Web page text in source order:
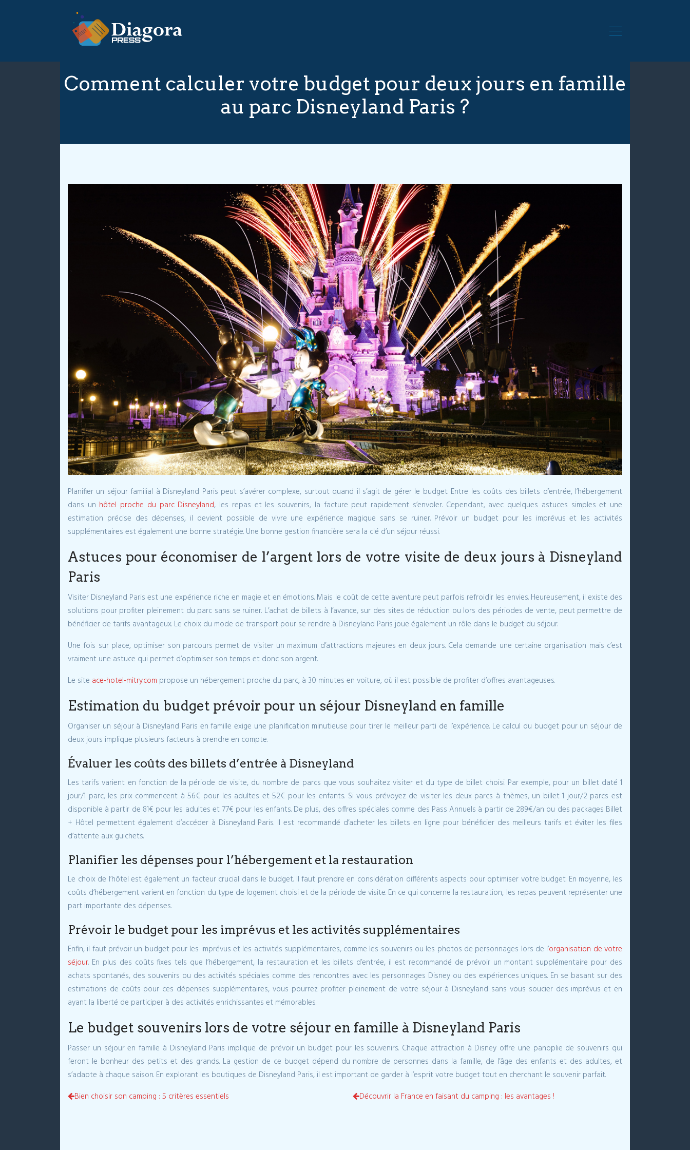
Comment calculer votre budget pour deux jours en famille
au parc Disneyland Paris ?
Planifier un séjour familial à Disneyland Paris peut s’avérer complexe, surtout quand il s’agit de gérer le budget. Entre les coûts des billets d’entrée, l’hébergement
dans un hôtel proche du parc Disneyland, les repas et les souvenirs, la facture peut rapidement s’envoler. Cependant, avec quelques astuces simples et une
estimation précise des dépenses, il devient possible de vivre une expérience magique sans se ruiner. Prévoir un budget pour les imprévus et les activités
supplémentaires est également une bonne stratégie. Une bonne gestion financière sera la clé d’un séjour réussi.
Astuces pour économiser de l’argent lors de votre visite de deux jours à Disneyland
Paris
Visiter Disneyland Paris est une expérience riche en magie et en émotions. Mais le coût de cette aventure peut parfois refroidir les envies. Heureusement, il existe des
solutions pour profiter pleinement du parc sans se ruiner. L’achat de billets à l’avance, sur des sites de réduction ou lors des périodes de vente, peut permettre de
bénéficier de tarifs avantageux. Le choix du mode de transport pour se rendre à Disneyland Paris joue également un rôle dans le budget du séjour.
Une fois sur place, optimiser son parcours permet de visiter un maximum d’attractions majeures en deux jours. Cela demande une certaine organisation mais c’est
vraiment une astuce qui permet d’optimiser son temps et donc son argent.
Le site ace-hotel-mitry.com propose un hébergement proche du parc, à 30 minutes en voiture, où il est possible de profiter d’offres avantageuses.
Estimation du budget prévoir pour un séjour Disneyland en famille
Organiser un séjour à Disneyland Paris en famille exige une planification minutieuse pour tirer le meilleur parti de l’expérience. Le calcul du budget pour un séjour de
deux jours implique plusieurs facteurs à prendre en compte.
Évaluer les coûts des billets d’entrée à Disneyland
Les tarifs varient en fonction de la période de visite, du nombre de parcs que vous souhaitez visiter et du type de billet choisi. Par exemple, pour un billet daté 1
jour/1 parc, les prix commencent à 56€ pour les adultes et 52€ pour les enfants. Si vous prévoyez de visiter les deux parcs à thèmes, un billet 1 jour/2 parcs est
disponible à partir de 81€ pour les adultes et 77€ pour les enfants. De plus, des offres spéciales comme des Pass Annuels à partir de 289€/an ou des packages Billet
+ Hôtel permettent également d’accéder à Disneyland Paris. Il est recommandé d’acheter les billets en ligne pour bénéficier des meilleurs tarifs et éviter les files
d’attente aux guichets.
Planifier les dépenses pour l’hébergement et la restauration
Le choix de l’hôtel est également un facteur crucial dans le budget. Il faut prendre en considération différents aspects pour optimiser votre budget. En moyenne, les
coûts d’hébergement varient en fonction du type de logement choisi et de la période de visite. En ce qui concerne la restauration, les repas peuvent représenter une
part importante des dépenses.
Prévoir le budget pour les imprévus et les activités supplémentaires
Enfin, il faut prévoir un budget pour les imprévus et les activités supplémentaires, comme les souvenirs ou les photos de personnages lors de l’organisation de votre
séjour. En plus des coûts fixes tels que l’hébergement, la restauration et les billets d’entrée, il est recommandé de prévoir un montant supplémentaire pour des
achats spontanés, des souvenirs ou des activités spéciales comme des rencontres avec les personnages Disney ou des expériences uniques. En se basant sur des
estimations de coûts pour ces dépenses supplémentaires, vous pourrez profiter pleinement de votre séjour à Disneyland sans vous soucier des imprévus et en
ayant la liberté de participer à des activités enrichissantes et mémorables.
Le budget souvenirs lors de votre séjour en famille à Disneyland Paris
Passer un séjour en famille à Disneyland Paris implique de prévoir un budget pour les souvenirs. Chaque attraction à Disney offre une panoplie de souvenirs qui
feront le bonheur des petits et des grands. La gestion de ce budget dépend du nombre de personnes dans la famille, de l’âge des enfants et des adultes, et
s’adapte à chaque saison. En explorant les boutiques de Disneyland Paris, il est important de garder à l’esprit votre budget tout en cherchant le souvenir parfait.
Bien choisir son camping : 5 critères essentiels
Découvrir la France en faisant du camping : les avantages !